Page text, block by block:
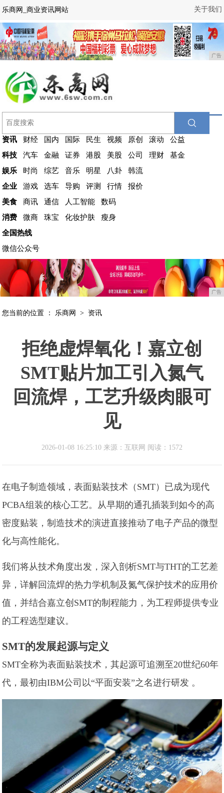
关于我们
乐商网_商业资讯网站
广告
资讯 财经 国内 国际 民生 视频 原创 滚动
公益
科技
汽车 金融 证券 港股 美股 公司 理财
基金
娱乐
时尚 综艺 音乐 明星 八卦
韩流
企业
游戏 选车 导购 评测 行情
报价
美食
商讯 通信 人工智能
数码
消费
微商 珠宝 化妆护肤
瘦身
全国热线
微信公众号
广告
您当前的位置 ： 乐商网 > 资讯
拒绝虚焊氧化！嘉立创
SMT贴片加工引入氮气
回流焊，工艺升级肉眼可
见
2026-01-08 16:25:10 来源：互联网 阅读：1572
在电子制造领域，表面贴装技术（SMT）已成为现代
PCBA组装的核心工艺。从早期的通孔插装到如今的高
密度贴装，制造技术的演进直接推动了电子产品的微型
化与高性能化。
我们将从技术角度出发，深入剖析SMT与THT的工艺差
异，详解回流焊的热力学机制及氮气保护技术的应用价
值，并结合嘉立创SMT的制程能力，为工程师提供专业
的工程选型建议。
SMT的发展起源与定义
SMT全称为表面贴装技术，其起源可追溯至20世纪60年
代，最初由IBM公司以“平面安装”之名进行研发 。